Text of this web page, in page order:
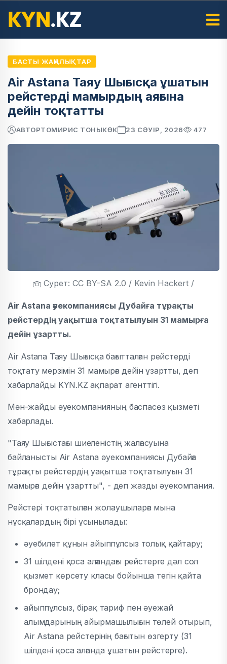
БАСТЫ ЖАҢАЛЫҚТАР
Air Astana Таяу Шығысқа ұшатын
рейстерді мамырдың аяғына
дейін тоқтатты
АВТОРТОМИРИС ТОНЫКӨК 23 СӘУІР, 2026 477
Сурет: CC BY-SA 2.0 / Kevin Hackert /
Air Astana әуекомпаниясы Дубайға тұрақты
рейстердің уақытша тоқтатылуын 31 мамырға
дейін ұзартты.
Air Astana Таяу Шығысқа бағытталған рейстерді
тоқтату мерзімін 31 мамырға дейін ұзартты, деп
хабарлайды KYN.KZ ақпарат агенттігі.
Мән-жайды әуекомпанияның баспасөз қызметі
хабарлады.
"Таяу Шығыстағы шиеленістің жалғасуына
байланысты Air Astana әуекомпаниясы Дубайға
тұрақты рейстердің уақытша тоқтатылуын 31
мамырға дейін ұзартты", - деп жазды әуекомпания.
Рейстері тоқтатылған жолаушыларға мына
нұсқалардың бірі ұсынылады:
әуебилет құнын айыппұлсыз толық қайтару;
31 шілдені қоса алғандағы рейстерге дәл сол
қызмет көрсету класы бойынша тегін қайта
брондау;
айыппұлсыз, бірақ тариф пен әуежай
алымдарының айырмашылығын төлей отырып,
Air Astana рейстерінің бағытын өзгерту (31
шілдені қоса алғанда ұшатын рейстерге).